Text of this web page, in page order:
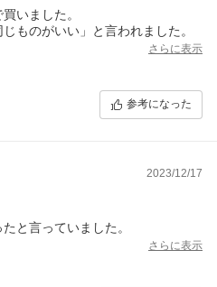
いました。
ものがいい」と言われました。
さらに表示
参考になった
2023/12/17
と言っていました。
さらに表示